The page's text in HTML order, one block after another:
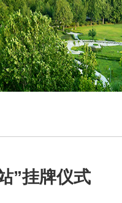
”挂牌仪式